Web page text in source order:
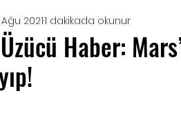
Üzücü Haber:
Ağu 20211 dakikada okunur